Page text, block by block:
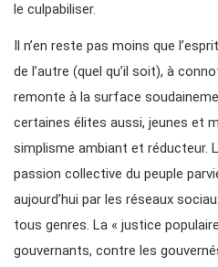
le culpabiliser.
Il n’en reste pas moins que
de l’autre (quel qu’il soit), à
remonte à la surface
certaines élites aussi, jeunes et
simplisme ambiant et réducteur.
passion collective du peuple
aujourd’hui par les réseaux
tous genres. La « justice
gouvernants, contre les